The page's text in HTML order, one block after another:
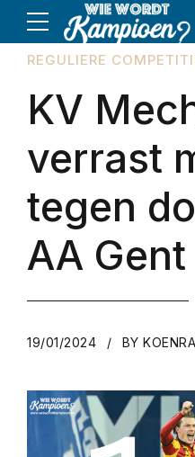
REGULIERE
KV
verrast
tegen
AA Gent
19/01/2024 BY